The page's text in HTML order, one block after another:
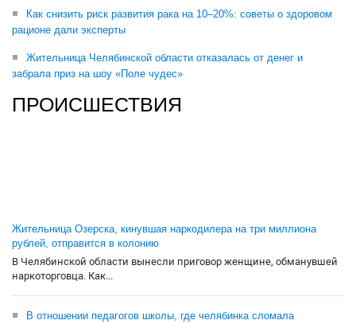
Как снизить риск развития рака на 10–20%: советы о здоровом
рационе дали эксперты
Жительница Челябинской области отказалась от денег и
забрала приз на шоу «Поле чудес»
ПРОИСШЕСТВИЯ
Жительница Озерска, кинувшая наркодилера на три миллиона
рублей, отправится в колонию
В Челябинской области вынесли приговор женщине, обманувшей
наркоторговца. Как...
В отношении педагогов школы, где челябинка сломала